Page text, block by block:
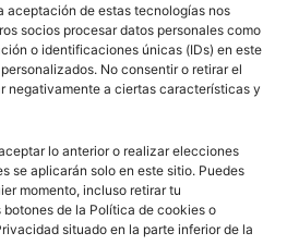
aceptación de estas tecnologías nos
socios procesar datos personales como
o identificaciones únicas (IDs) en este
No consentir o retirar el
negativamente a ciertas características y
lo anterior o realizar elecciones
se aplicarán solo en este sitio. Puedes
momento, incluso retirar tu
de la Política de cookies o
situado en la parte inferior de la